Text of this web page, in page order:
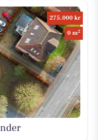
275.000 kr
0 m2